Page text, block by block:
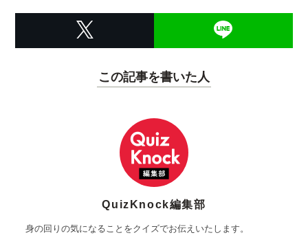
この記事を書いた人
QuizKnock編集部
身の回りの気になることをクイズでお伝えいたします。